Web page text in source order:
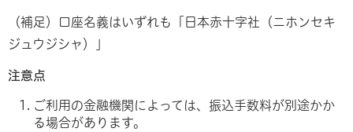
（補足）口座名義はいずれも「日本赤十字社（ニホンセキ
ジュウジシャ）」
注意点
ご利用の金融機関によっては、振込手数料が別途かか
る場合があります。